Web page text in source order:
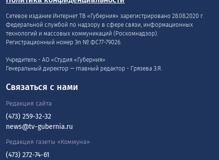
Сетевое издание Интернет ТВ «Губерния» зарегистрировано 28.08.2020 г.
Федеральной службой по надзору в сфере связи, информационных
технологий и массовых коммуникаций (Роскомнадзор).
Регистрационный номер Эл № ФС77-79026.
Учредитель - АО «Студия «Губерния»
Генеральный директор — главный редактор - Грязева З.Я.
Связаться с нами
Редакция сайта
(473) 259-32-32
news@tv-gubernia.ru
Редакция газеты «Коммуна»
(473) 272-74-61